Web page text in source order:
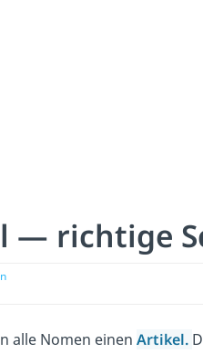
— richtige
alle Nomen einen Artikel.